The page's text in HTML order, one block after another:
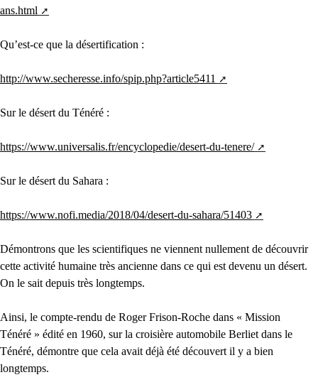
ans.html
Qu’est-ce que la désertification :
http://www.secheresse.info/spip.php?article5411
Sur le désert du Ténéré :
https://www.universalis.fr/encyclopedie/desert-du-tenere/
Sur le désert du Sahara :
https://www.nofi.media/2018/04/desert-du-sahara/51403
Démontrons que les scientifiques ne viennent nullement de découvrir
cette activité humaine très ancienne dans ce qui est devenu un désert.
On le sait depuis très longtemps.
Ainsi, le compte-rendu de Roger Frison-Roche dans « Mission
Ténéré » édité en 1960, sur la croisière automobile Berliet dans le
Ténéré, démontre que cela avait déjà été découvert il y a bien
longtemps.